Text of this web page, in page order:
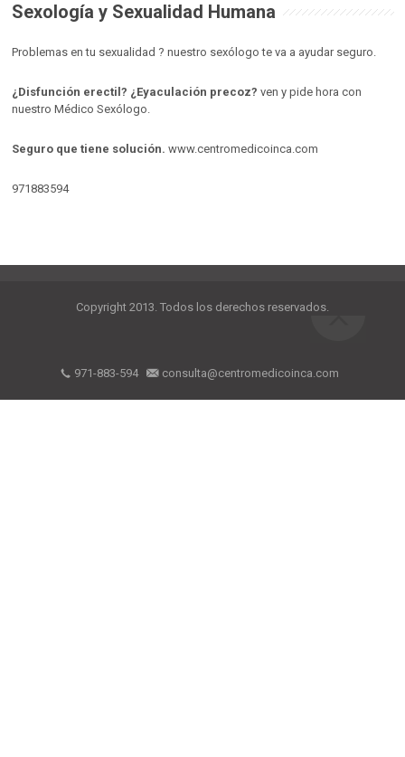
Sexología y Sexualidad Humana
Problemas en tu sexualidad ? nuestro sexólogo te va a ayudar seguro.
¿Disfunción erectil? ¿Eyaculación precoz? ven y pide hora con
nuestro Médico Sexólogo.
Seguro que tiene solución. www.centromedicoinca.com
971883594
Copyright 2013. Todos los derechos reservados.
971-883-594 consulta@centromedicoinca.com